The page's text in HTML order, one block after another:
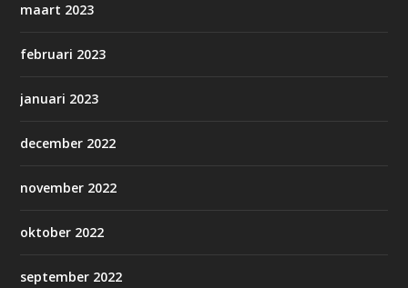
maart 2023
februari 2023
januari 2023
december 2022
november 2022
oktober 2022
september 2022